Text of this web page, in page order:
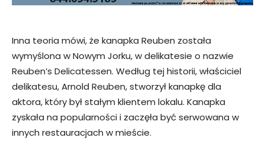
Inna teoria mówi, że kanapka Reuben została
wymyślona w Nowym Jorku, w delikatesie o nazwie
Reuben’s Delicatessen. Według tej historii, właściciel
delikatesu, Arnold Reuben, stworzył kanapkę dla
aktora, który był stałym klientem lokalu. Kanapka
zyskała na popularności i zaczęła być serwowana w
innych restauracjach w mieście.